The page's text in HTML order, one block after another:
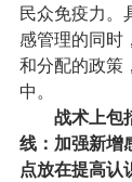
民众免疫力。
感管理的同时
和分配的政策
中。
战术上包
线：加强新增
点放在提高认